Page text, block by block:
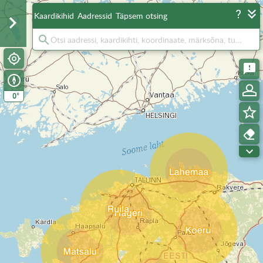
0°
Kaardikihid Aadressid Täpsem otsing